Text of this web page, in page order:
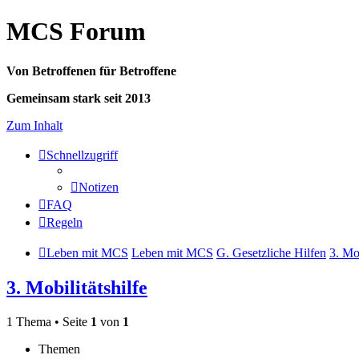
MCS Forum
Von Betroffenen für Betroffene
Gemeinsam stark seit 2013
Zum Inhalt
Schnellzugriff
Notizen
FAQ
Regeln
Leben mit MCS Leben mit MCS G. Gesetzliche Hilfen 3.
3. Mobilitätshilfe
1 Thema • Seite 1 von 1
Themen